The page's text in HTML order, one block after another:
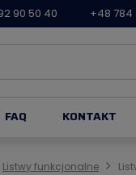
90 50 40 +48 784
FAQ KONTAKT
Listwy funkcjonalne